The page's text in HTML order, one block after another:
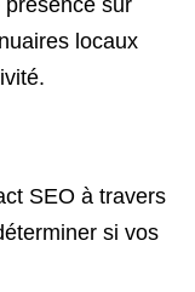
présence sur
locaux
SEO à travers
si vos